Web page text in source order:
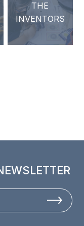
THE
INVENTORS